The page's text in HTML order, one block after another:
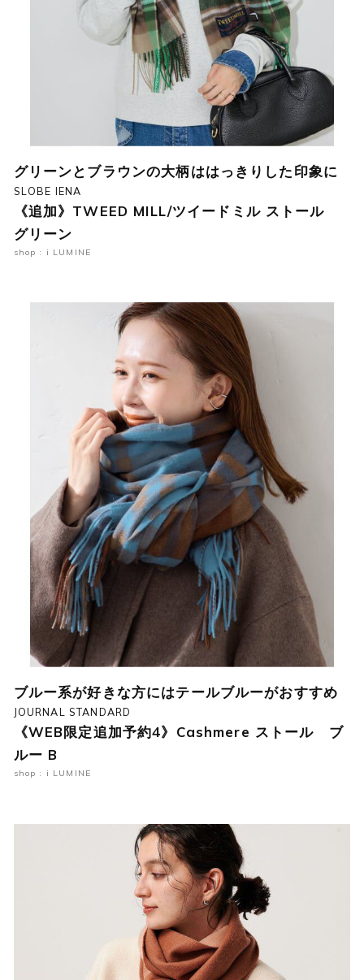
グリーンとブラウンの大柄ははっきりした印象に
SLOBE IENA
《追加》TWEED MILL/ツイードミル ストール
グリーン
shop : i LUMINE
ブルー系が好きな方にはテールブルーがおすすめ
JOURNAL STANDARD
《WEB限定追加予約4》Cashmere ストール ブ
ルー B
shop : i LUMINE